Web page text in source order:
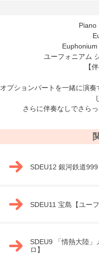
Piano
Euphonium
ユーフォニアム
【
オプションパートを一緒に演
さらに伴奏なしでさら
SDEU12 銀河鉄道
SDEU11 宝島【ユー
SDEU9 「情熱大陸」
ロ】